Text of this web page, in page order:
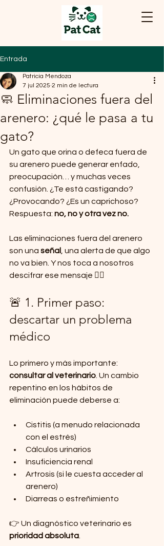
Entrada
🧼 Eliminaciones fuera del
arenero: ¿qué le pasa a tu
gato?
Patricia Mendoza
7 jul 2025 2 min de lectura
Un gato que orina o defeca fuera de
su arenero puede generar enfado,
preocupación… y muchas veces
confusión. ¿Te está castigando?
¿Provocando? ¿Es un caprichoso?
Respuesta: no, no y otra vez no.
Las eliminaciones fuera del arenero
son una señal
, una alerta de que algo
no va bien. Y nos toca a nosotros
descifrar ese mensaje 🕵️‍♀️
🚨 1. Primer paso:
descartar un problema
médico
Lo primero y más importante:
consultar al veterinario . Un cambio
repentino en los hábitos de
eliminación puede deberse a:
Cistitis (a menudo relacionada
con el estrés)
Cálculos urinarios
Insuficiencia renal
Artrosis (si le cuesta acceder al
arenero)
Diarreas o estreñimiento
👉 Un diagnóstico veterinario es
prioridad absoluta